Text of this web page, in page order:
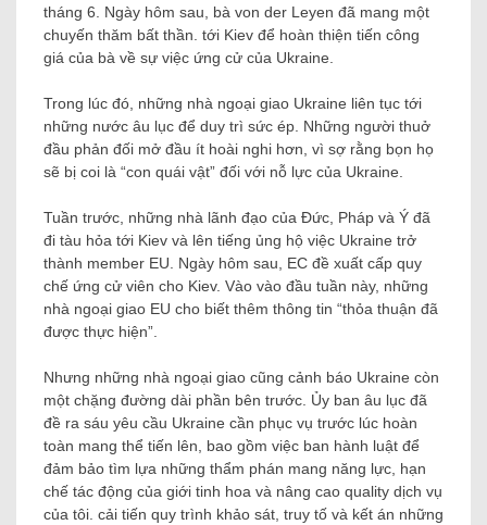
tháng 6. Ngày hôm sau, bà von der Leyen đã mang một
chuyến thăm bất thần. tới Kiev để hoàn thiện tiến công
giá của bà về sự việc ứng cử của Ukraine.
Trong lúc đó, những nhà ngoại giao Ukraine liên tục tới
những nước âu lục để duy trì sức ép. Những người thuở
đầu phản đối mở đầu ít hoài nghi hơn, vì sợ rằng bọn họ
sẽ bị coi là “con quái vật” đối với nỗ lực của Ukraine.
Tuần trước, những nhà lãnh đạo của Đức, Pháp và Ý đã
đi tàu hỏa tới Kiev và lên tiếng ủng hộ việc Ukraine trở
thành member EU. Ngày hôm sau, EC đề xuất cấp quy
chế ứng cử viên cho Kiev. Vào vào đầu tuần này, những
nhà ngoại giao EU cho biết thêm thông tin “thỏa thuận đã
được thực hiện”.
Nhưng những nhà ngoại giao cũng cảnh báo Ukraine còn
một chặng đường dài phần bên trước. Ủy ban âu lục đã
đề ra sáu yêu cầu Ukraine cần phục vụ trước lúc hoàn
toàn mang thể tiến lên, bao gồm việc ban hành luật để
đảm bảo tìm lựa những thẩm phán mang năng lực, hạn
chế tác động của giới tinh hoa và nâng cao quality dịch vụ
của tôi. cải tiến quy trình khảo sát, truy tố và kết án những